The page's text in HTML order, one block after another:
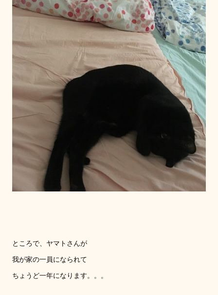
ところで、ヤマトさんが
我が家の一員になられて
ちょうど一年になります。。。